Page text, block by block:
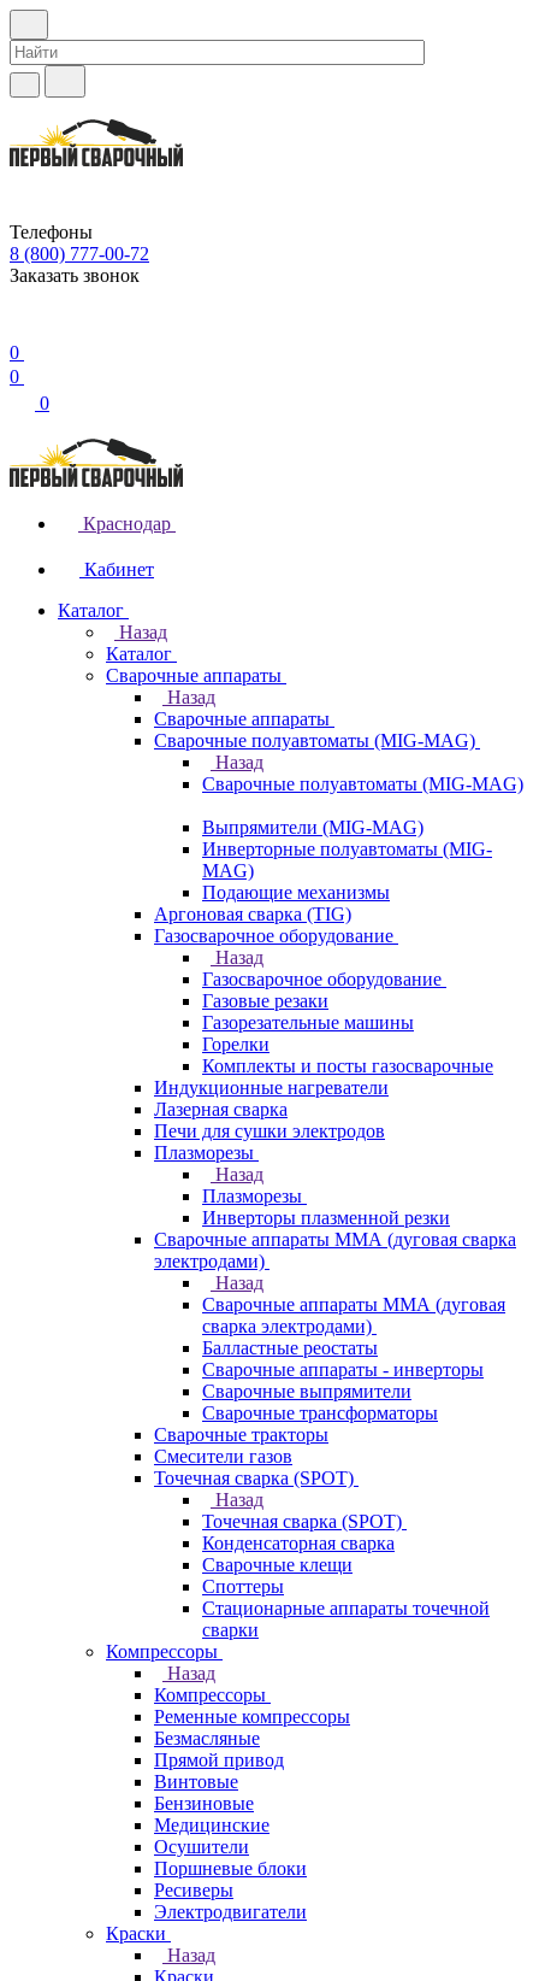
Телефоны
8 (800) 777-00-72
Заказать звонок
0
0
0
Краснодар
Кабинет
Каталог
Назад
Каталог
Сварочные аппараты
Назад
Сварочные аппараты
Сварочные полуавтоматы (MIG-MAG)
Назад
Сварочные полуавтоматы (MIG-MAG)
Выпрямители (MIG-MAG)
Инверторные полуавтоматы (MIG-
MAG)
Подающие механизмы
Аргоновая сварка (TIG)
Газосварочное оборудование
Назад
Газосварочное оборудование
Газовые резаки
Газорезательные машины
Горелки
Комплекты и посты газосварочные
Индукционные нагреватели
Лазерная сварка
Печи для сушки электродов
Плазморезы
Назад
Плазморезы
Инверторы плазменной резки
Сварочные аппараты ММА (дуговая сварка
электродами)
Назад
Сварочные аппараты ММА (дуговая
сварка электродами)
Балластные реостаты
Сварочные аппараты - инверторы
Сварочные выпрямители
Сварочные трансформаторы
Сварочные тракторы
Смесители газов
Точечная сварка (SPOT)
Назад
Точечная сварка (SPOT)
Конденсаторная сварка
Сварочные клещи
Споттеры
Стационарные аппараты точечной
сварки
Компрессоры
Назад
Компрессоры
Ременные компрессоры
Безмасляные
Прямой привод
Винтовые
Бензиновые
Медицинские
Осушители
Поршневые блоки
Ресиверы
Электродвигатели
Краски
Назад
Краски